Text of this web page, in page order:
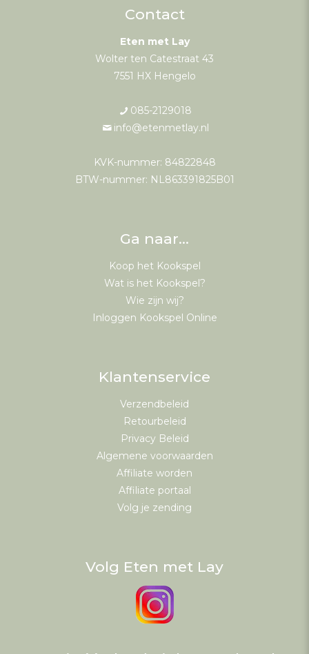
Contact
Eten met Lay
Wolter ten Catestraat 43
7551 HX Hengelo
085-2129018
info@etenmetlay.nl
KVK-nummer: 84822848
BTW-nummer: NL863391825B01
Ga naar…
Koop het Kookspel
Wat is het Kookspel?
Wie zijn wij?
Inloggen Kookspel Online
Klantenservice
Verzendbeleid
Retourbeleid
Privacy Beleid
Algemene voorwaarden
Affiliate worden
Affiliate portaal
Volg je zending
Volg Eten met Lay